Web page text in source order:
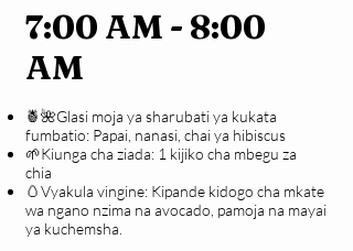
7:00 AM - 8:00
AM
🍍🌺Glasi moja ya sharubati ya kukata
fumbatio: Papai, nanasi, chai ya hibiscus
🌱Kiunga cha ziada: 1 kijiko cha mbegu za
chia
🥚Vyakula vingine: Kipande kidogo cha mkate
wa ngano nzima na avocado, pamoja na mayai
ya kuchemsha.